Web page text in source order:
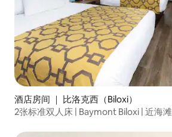
酒店房间 ｜ 比洛克西（Biloxi）
2张标准双人床 | Baymont Biloxi | 近海滩